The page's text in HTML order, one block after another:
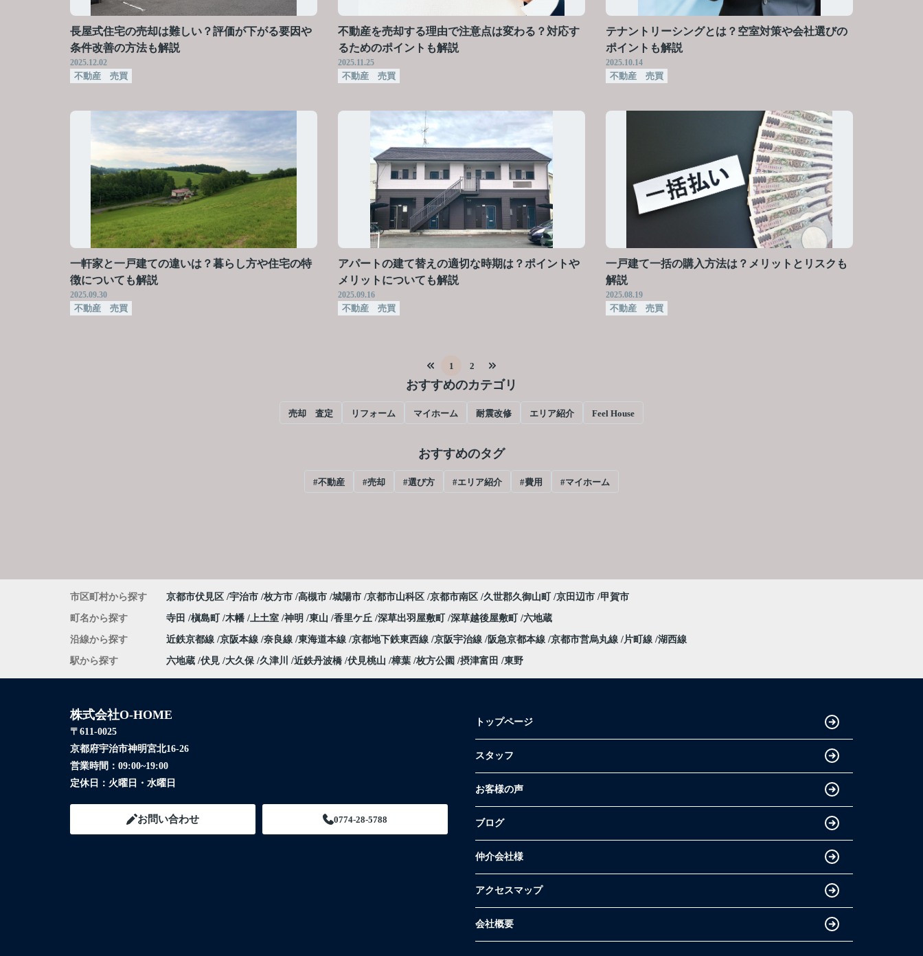
長屋式住宅の売却は難しい？評価が下がる要因や
条件改善の方法も解説
2025.12.02
不動産 売買
不動産を売却する理由で注意点は変わる？対応す
るためのポイントも解説
2025.11.25
不動産 売買
テナントリーシングとは？空室対策や会社選びの
ポイントも解説
2025.10.14
不動産 売買
一軒家と一戸建ての違いは？暮らし方や住宅の特
徴についても解説
2025.09.30
不動産 売買
アパートの建て替えの適切な時期は？ポイントや
メリットについても解説
2025.09.16
不動産 売買
一戸建て一括の購入方法は？メリットとリスクも
解説
2025.08.19
不動産 売買
1 2
おすすめのカテゴリ
売却 査定 リフォーム マイホーム 耐震改修 エリア紹介 Feel House
おすすめのタグ
#不動産 #売却 #選び方 #エリア紹介 #費用 #マイホーム
市区町村から探す 京都市伏見区 宇治市 枚方市 高槻市 城陽市 京都市山科区 京都市南区 久世郡久御山町 京田辺市 甲賀市
町名から探す 寺田 槇島町 木幡 上土室 神明 東山 香里ケ丘 深草出羽屋敷町 深草越後屋敷町 六地蔵
沿線から探す 近鉄京都線 京阪本線 奈良線 東海道本線 京都地下鉄東西線 京阪宇治線 阪急京都本線 京都市営烏丸線 片町線 湖西線
駅から探す 六地蔵 伏見 大久保 久津川 近鉄丹波橋 伏見桃山 樟葉 枚方公園 摂津富田 東野
株式会社O-HOME
〒611-0025
京都府宇治市神明宮北16-26
営業時間： 09:00~19:00
定休日： 火曜日・水曜日
お問い合わせ 0774-28-5788
トップページ
スタッフ
お客様の声
ブログ
仲介会社様
アクセスマップ
会社概要